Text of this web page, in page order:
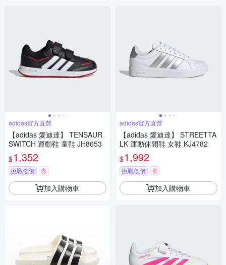
adidas官方直營
【adidas 愛迪達】 TENSAUR
SWITCH 運動鞋 童鞋 JH8653
$1,352
挑戰低價 券
加入購物車
adidas官方直營
【adidas 愛迪達】 STREETTA
LK 運動休閒鞋 女鞋 KJ4782
$1,992
挑戰低價 券
加入購物車